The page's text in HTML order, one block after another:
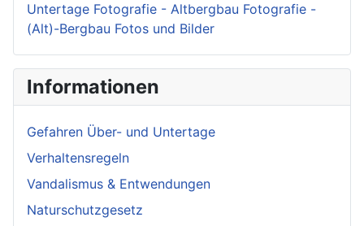
Untertage Fotografie - Altbergbau Fotografie -
(Alt)-Bergbau Fotos und Bilder
Informationen
Gefahren Über- und Untertage
Verhaltensregeln
Vandalismus & Entwendungen
Naturschutzgesetz